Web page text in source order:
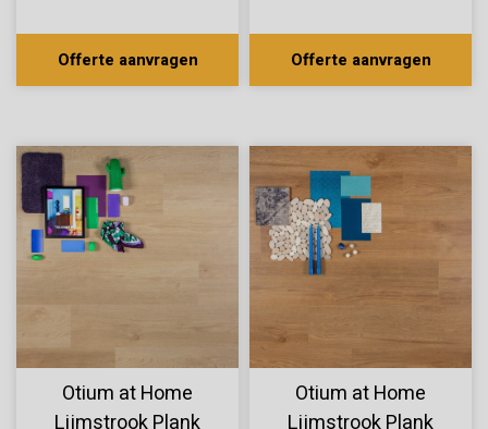
Offerte aanvragen Offerte aanvragen
Otium at Home
Lijmstrook Plank
Otium at Home
Lijmstrook Plank